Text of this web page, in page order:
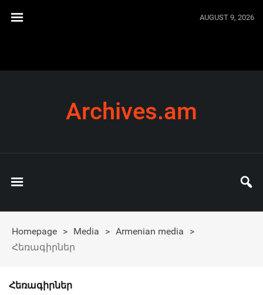
AUGUST 9, 2026
Archives.am
Homepage > Media > Armenian media
>
Հեռագիրներ
Հեռագիրներ